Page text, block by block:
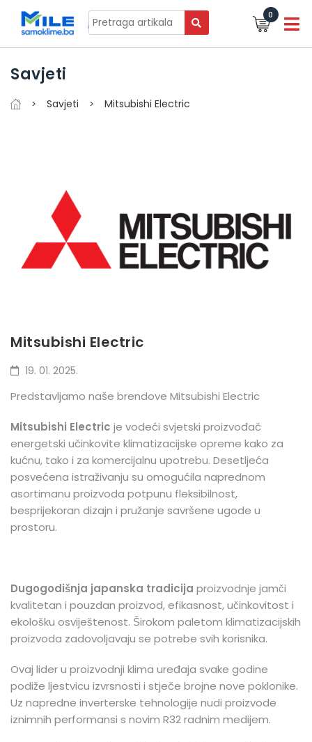
0
Savjeti
Savjeti Mitsubishi Electric
Mitsubishi Electric
19. 01. 2025.
Predstavljamo naše brendove Mitsubishi Electric
Mitsubishi Electric je vodeći svjetski proizvođač
energetski učinkovite klimatizacijske opreme kako za
kućnu, tako i za komercijalnu upotrebu. Desetljeća
posvećena istraživanju su omogućila naprednom
asortimanu proizvoda potpunu fleksibilnost,
besprijekoran dizajn i pružanje savršene ugode u
prostoru.
Dugogodišnja japanska tradicija proizvodnje jamči
kvalitetan i pouzdan proizvod, efikasnost, učinkovitost i
ekološku osviještenost. Širokom paletom klimatizacijskih
proizvoda zadovoljavaju se potrebe svih korisnika.
Ovaj lider u proizvodnji klima uređaja svake godine
podiže ljestvicu izvrsnosti i stječe brojne nove poklonike.
Uz napredne inverterske tehnologije nudi proizvode
iznimnih performansi s novim R32 radnim medijem.